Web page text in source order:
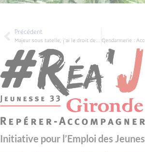
Précédent
Majeur sous tutelle, j’ai le droit de voter
Initiative pour l’Emploi des Jeunes